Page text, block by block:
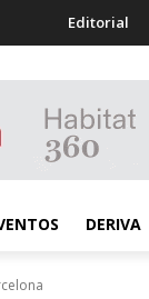
Editorial
DERIVA